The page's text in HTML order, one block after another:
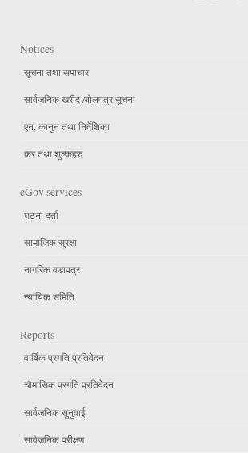
Notices
सूचना तथा समाचार
सार्वजनिक खरीद /बोलपत्र सूचना
एन, कानुन तथा निर्देशिका
कर तथा शुल्कहरु
eGov services
घटना दर्ता
सामाजिक सुरक्षा
नागरिक वडापत्र
न्यायिक समिति
Reports
वार्षिक प्रगति प्रतिवेदन
चौमासिक प्रगति प्रतिवेदन
सार्वजनिक सुनुवाई
सार्वजनिक परीक्षण